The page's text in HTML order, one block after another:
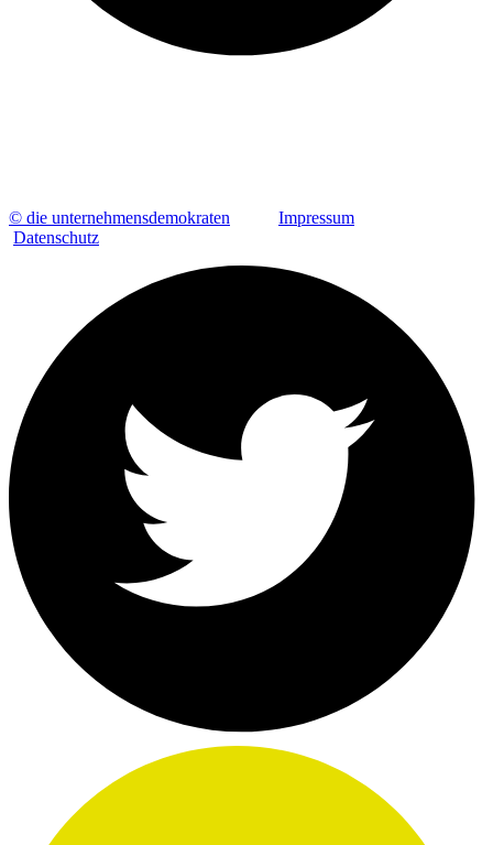
© die unternehmensdemokraten
Impressum
Datenschutz